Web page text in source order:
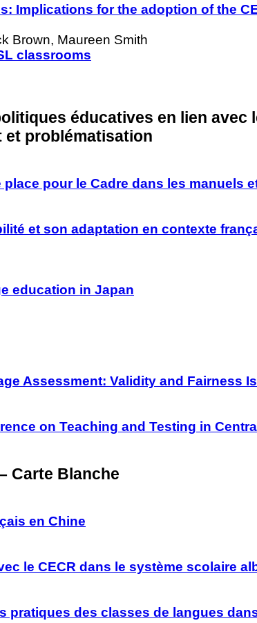
Implications for the adoption of the
Brown, Maureen Smith
classrooms
éducatives en lien avec
et problématisation
pour le Cadre dans les manuels
et son adaptation en contexte
education in Japan
Assessment: Validity and Fairness
on Teaching and Testing in
Carte Blanche
en Chine
le CECR dans le système scolaire
pratiques des classes de langues